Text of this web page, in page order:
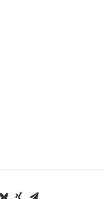
réunion du
qui aura lieu
d’entre nous s’
suédoises
Nous leur